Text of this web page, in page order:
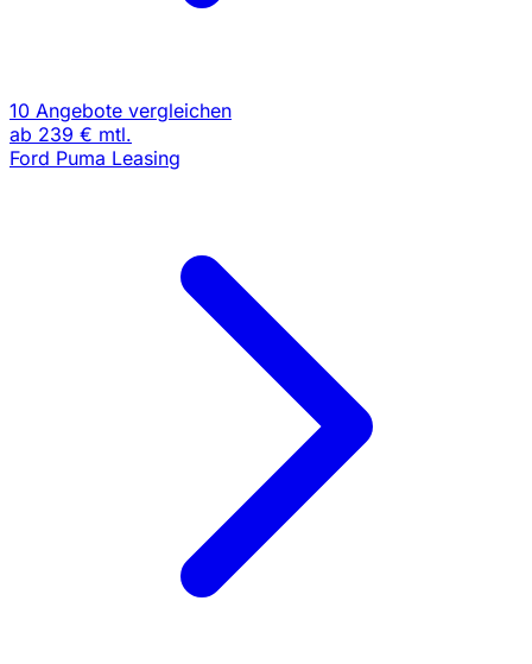
10 Angebote vergleichen
ab 239 € mtl.
Ford Puma Leasing